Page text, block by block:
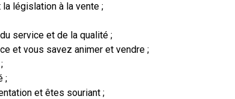
législation à la vente ;
service et de la qualité ;
et vous savez animer et vendre ;
;
et êtes souriant ;